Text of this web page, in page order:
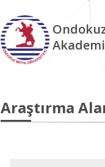
Araştırma